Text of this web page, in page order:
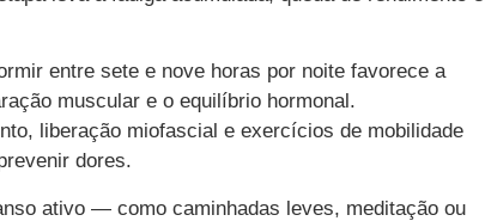
entre sete e nove horas por noite favorece a
muscular e o equilíbrio hormonal.
liberação miofascial e exercícios de mobilidade
dores.
ativo — como caminhadas leves, meditação ou